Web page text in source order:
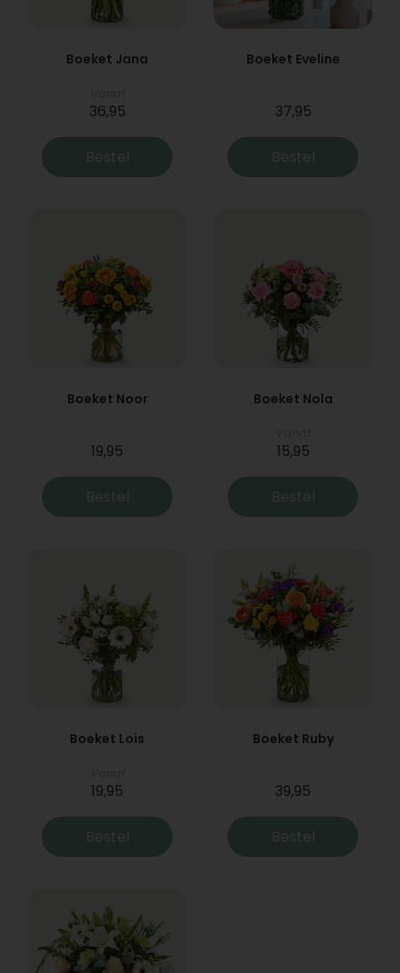
Boeket Jana
36,95
Bestel
Boeket Eveline
37,95
Bestel
Boeket Noor
19,95
Bestel
Boeket Nola
15,95
Bestel
Boeket Lois
19,95
Bestel
Boeket Ruby
39,95
Bestel